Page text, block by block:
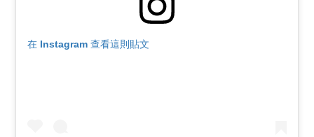
在 Instagram 查看這則貼文